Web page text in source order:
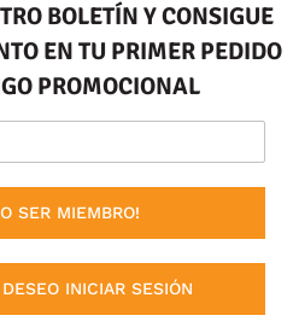
BOLETÍN Y CONSIGUE
EN TU PRIMER PEDIDO
PROMOCIONAL
SER MIEMBRO!
INICIAR SESIÓN